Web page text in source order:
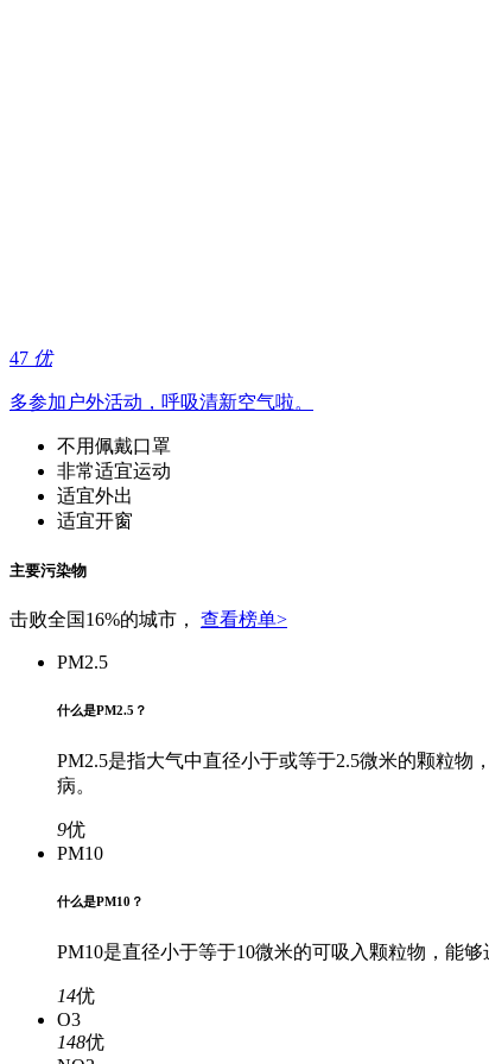
47 优
多参加户外活动，呼吸清新空气啦。
不用佩戴口罩
非常适宜运动
适宜外出
适宜开窗
主要污染物
击败全国16%的城市， 查看榜单>
PM2.5
什么是PM2.5？
PM2.5是指大气中直径小于或等于2.5微米的颗粒
病。
9优
PM10
什么是PM10？
PM10是直径小于等于10微米的可吸入颗粒物，能
14优
O3
148优